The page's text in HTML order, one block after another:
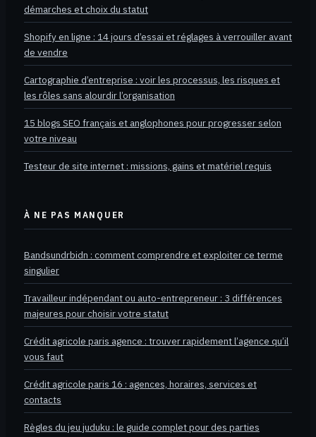
démarches et choix du statut
Shopify en ligne : 14 jours d’essai et réglages à verrouiller avant
de vendre
Cartographie d’entreprise : voir les processus, les risques et
les rôles sans alourdir l’organisation
15 blogs SEO français et anglophones pour progresser selon
votre niveau
Testeur de site internet : missions, gains et matériel requis
À NE PAS MANQUER
Bandsundrbidn : comment comprendre et exploiter ce terme
singulier
Travailleur indépendant ou auto-entrepreneur : 3 différences
majeures pour choisir votre statut
Crédit agricole paris agence : trouver rapidement l’agence qu’il
vous faut
Crédit agricole paris 16 : agences, horaires, services et
contacts
Règles du jeu juduku : le guide complet pour des parties